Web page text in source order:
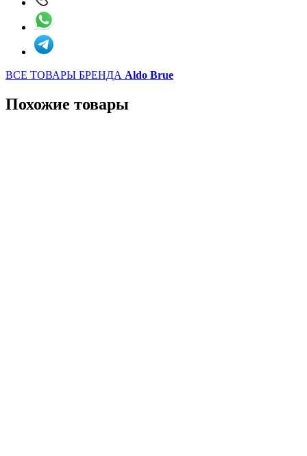
ВСЕ ТОВАРЫ БРЕНДА Aldo Brue
Похожие товары